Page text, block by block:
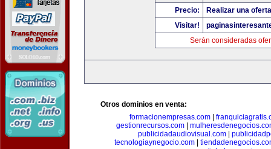
Precio:
Realizar una
Visitar!
Serán consideradas
Otros dominios en venta:
formacionempresas.com|
gestionrecursos.com|
publicidadaudiovisual.com|
tecnologiaynegocio.com